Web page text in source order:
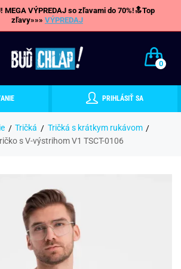
MEGA VÝPREDAJ so zľavami do 70%!🔝Top
zľavy»»» VÝPREDAJ
0
PRIHLÁSIŤ SA
Tričká
Tričká s krátkym rukávom
s V-výstrihom V1 TSCT-0106